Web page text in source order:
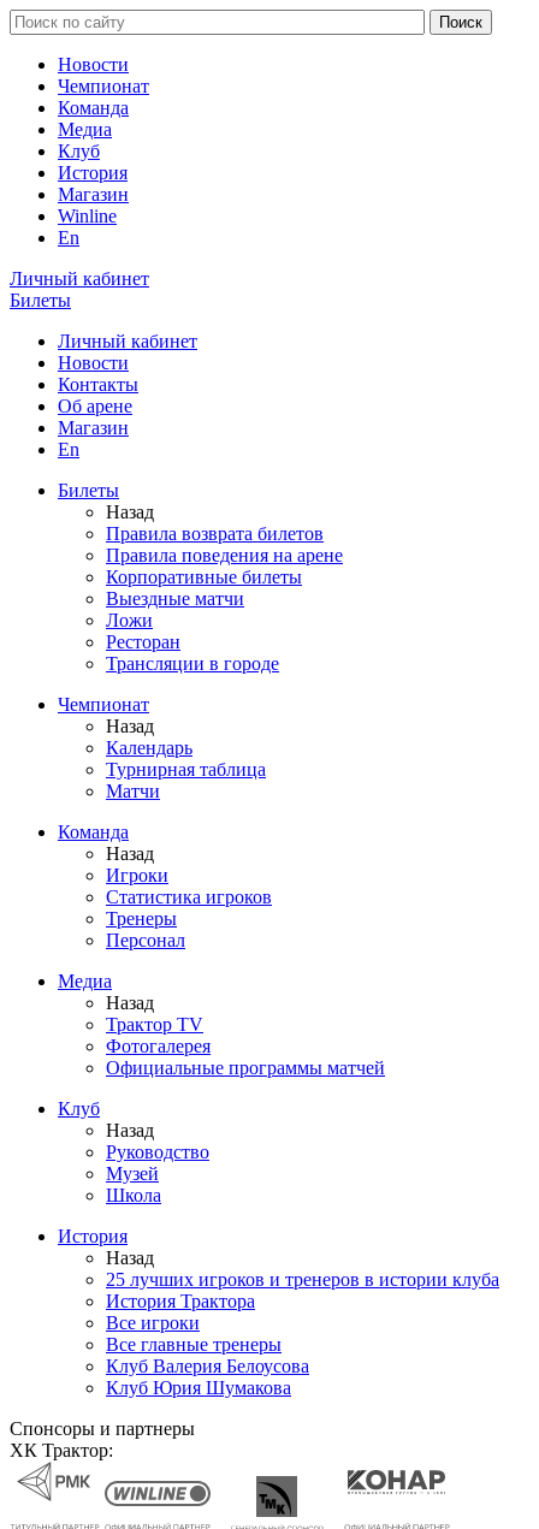
Новости
Чемпионат
Команда
Медиа
Клуб
История
Магазин
Winline
En
Личный кабинет
Билеты
Личный кабинет
Новости
Контакты
Об арене
Магазин
En
Билеты
Назад
Правила возврата билетов
Правила поведения на арене
Корпоративные билеты
Выездные матчи
Ложи
Ресторан
Трансляции в городе
Чемпионат
Назад
Календарь
Турнирная таблица
Матчи
Команда
Назад
Игроки
Статистика игроков
Тренеры
Персонал
Медиа
Назад
Трактор TV
Фотогалерея
Официальные программы матчей
Клуб
Назад
Руководство
Музей
Школа
История
Назад
25 лучших игроков и тренеров в истории клуба
История Трактора
Все игроки
Все главные тренеры
Клуб Валерия Белоусова
Клуб Юрия Шумакова
Спонсоры и партнеры
ХК Трактор: